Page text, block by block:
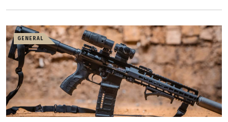
GENERAL